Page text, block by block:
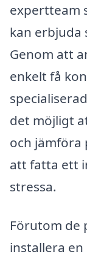
expertteam
kan erbjuda
Genom att
enkelt få
det möjligt
och jämföra
att fatta ett
stressa.
Förutom de
installera